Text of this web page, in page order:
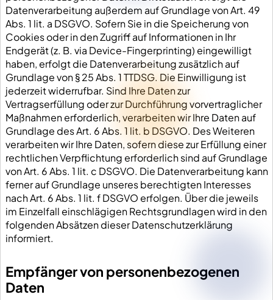
Datenverarbeitung außerdem auf Grundlage von Art. 49
Abs. 1 lit. a DSGVO. Sofern Sie in die Speicherung von
Cookies oder in den Zugriff auf Informationen in Ihr
Endgerät (z. B. via Device-Fingerprinting) eingewilligt
haben, erfolgt die Datenverarbeitung zusätzlich auf
Grundlage von § 25 Abs. 1 TTDSG. Die Einwilligung ist
jederzeit widerrufbar. Sind Ihre Daten zur
Vertragserfüllung oder zur Durchführung vorvertraglicher
Maßnahmen erforderlich, verarbeiten wir Ihre Daten auf
Grundlage des Art. 6 Abs. 1 lit. b DSGVO. Des Weiteren
verarbeiten wir Ihre Daten, sofern diese zur Erfüllung einer
rechtlichen Verpflichtung erforderlich sind auf Grundlage
von Art. 6 Abs. 1 lit. c DSGVO. Die Datenverarbeitung kann
ferner auf Grundlage unseres berechtigten Interesses
nach Art. 6 Abs. 1 lit. f DSGVO erfolgen. Über die jeweils
im Einzelfall einschlägigen Rechtsgrundlagen wird in den
folgenden Absätzen dieser Datenschutzerklärung
informiert.
Empfänger von personenbezogenen
Daten